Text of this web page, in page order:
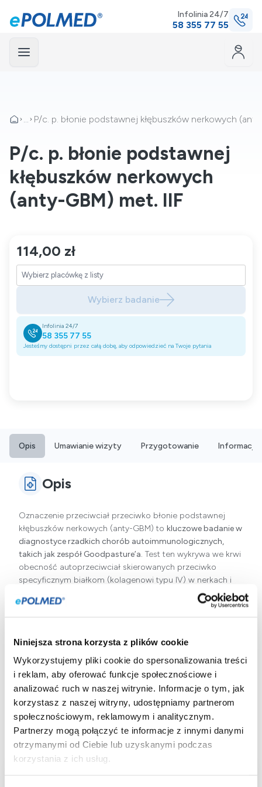
Niniejsza strona korzysta z plików cookie
Wykorzystujemy pliki cookie do spersonalizowania treści
i reklam, aby oferować funkcje społecznościowe i
analizować ruch w naszej witrynie. Informacje o tym, jak
korzystasz z naszej witryny, udostępniamy partnerom
społecznościowym, reklamowym i analitycznym.
Partnerzy mogą połączyć te informacje z innymi danymi
otrzymanymi od Ciebie lub uzyskanymi podczas
korzystania z ich usług.
Infolinia 24/7
58 355 77 55
... P/c. p. błonie podstawnej kłębuszków nerkowych
P/c. p. błonie podstawnej
kłębuszków nerkowych
(anty-GBM) met. IIF
114,00 zł
Wybierz badanie
Infolinia 24/7
58 355 77 55
Jesteśmy dostępni przez całą dobę, aby odpowiedzieć na Twoje pytania
Opis Umawianie wizyty Przygotowanie Informacje
Opis
Oznaczenie przeciwciał przeciwko błonie podstawnej
kłębuszków nerkowych (anty-GBM) to kluczowe badanie w
diagnostyce rzadkich chorób autoimmunologicznych,
takich jak zespół Goodpasture’a. Test ten wykrywa we krwi
obecność autoprzeciwciał skierowanych przeciwko
specyficznym białkom (kolagenowi typu IV) w nerkach i
kłębuszkowego zapalenia nerek i krwawienia
natychmiastowej interwencji medycznej. Badanie
wykonuje sięmetodą immunofluorescencji pośredniej (IIF),
która pozwala na precyzyjne uwidocznienie przeciwciał
związanych z tkanką. Do przeprowadzenia testu nie jest
wymagane specjalne przygotowanie ze strony pacjenta.